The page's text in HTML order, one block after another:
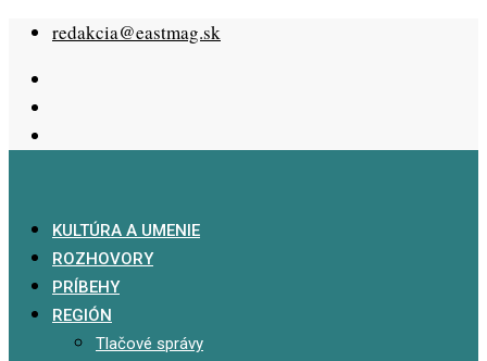
Skip
content
redakcia@eastmag.sk
KULTÚRA A UMENIE
ROZHOVORY
PRÍBEHY
REGIÓN
Tlačové správy